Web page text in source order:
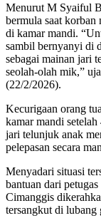
Menurut M Syaiful
bermula saat korban
di kamar mandi.
sambil bernyanyi di
sebagai mainan jari
seolah-olah mik,”
(22/2/2026).
Kecurigaan orang
kamar mandi
jari telunjuk anak
pelepasan secara
Menyadari situasi
bantuan dari
Cimanggis
tersangkut di lubang